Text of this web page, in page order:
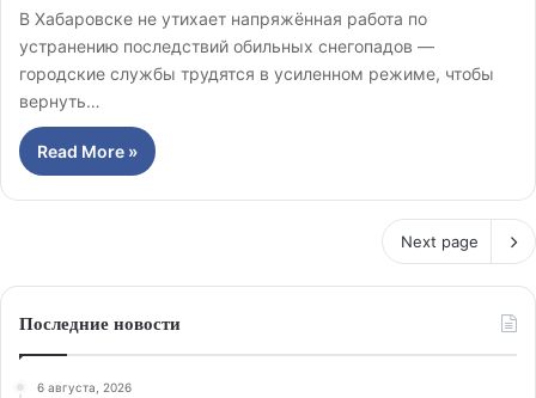
В Хабаровске не утихает напряжённая работа по
устранению последствий обильных снегопадов —
городские службы трудятся в усиленном режиме, чтобы
вернуть…
Read More »
Next page
Последние новости
6 августа, 2026